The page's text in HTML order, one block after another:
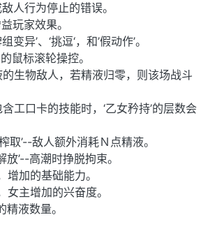
人行为停止的错误。
玩家效果。
异’、‘挑逗‘，和’假动作’。
鼠标滚轮操控。
生物敌人，若精液归零，则该场战斗
工口卡的技能时，‘乙女矜持’的层数会
取’--敌人额外消耗Ｎ点精液。
放’--高潮时挣脱拘束。
增加的基础能力。
女主增加的兴奋度。
液数量。